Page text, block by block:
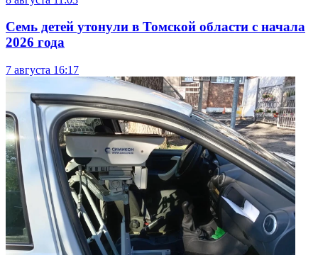
Семь детей утонули в Томской области с начала
2026 года
7 августа 16:17